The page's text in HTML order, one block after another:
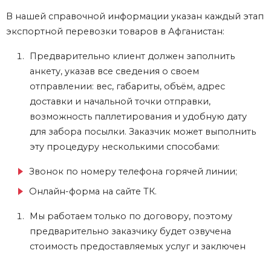
В нашей справочной информации указан каждый этап
экспортной перевозки товаров в Афганистан:
Предварительно клиент должен заполнить
анкету, указав все сведения о своем
отправлении: вес, габариты, объём, адрес
доставки и начальной точки отправки,
возможность паллетирования и удобную дату
для забора посылки. Заказчик может выполнить
эту процедуру несколькими способами:
Звонок по номеру телефона горячей линии;
Онлайн-форма на сайте ТК.
Мы работаем только по договору, поэтому
предварительно заказчику будет озвучена
стоимость предоставляемых услуг и заключен